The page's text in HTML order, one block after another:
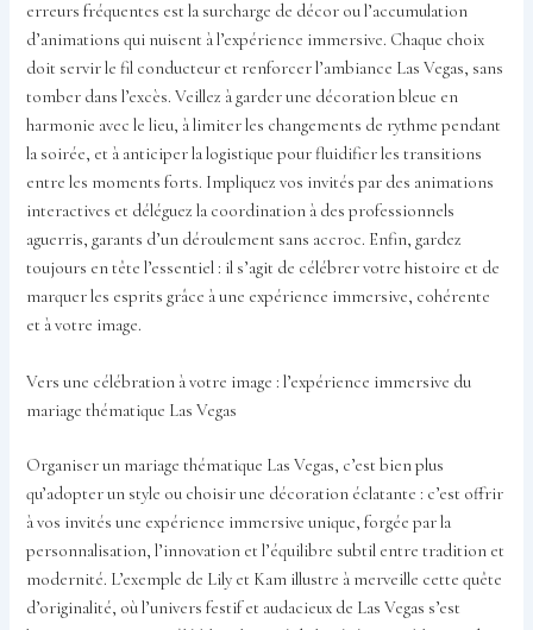
erreurs fréquentes est la surcharge de décor ou l’accumulation
d’animations qui nuisent à l’expérience immersive. Chaque choix
doit servir le fil conducteur et renforcer l’ambiance Las Vegas, sans
tomber dans l’excès. Veillez à garder une décoration bleue en
harmonie avec le lieu, à limiter les changements de rythme pendant
la soirée, et à anticiper la logistique pour fluidifier les transitions
entre les moments forts. Impliquez vos invités par des animations
interactives et déléguez la coordination à des professionnels
aguerris, garants d’un déroulement sans accroc. Enfin, gardez
toujours en tête l’essentiel : il s’agit de célébrer votre histoire et de
marquer les esprits grâce à une expérience immersive, cohérente
et à votre image.
Vers une célébration à votre image : l’expérience immersive du
mariage thématique Las Vegas
Organiser un mariage thématique Las Vegas, c’est bien plus
qu’adopter un style ou choisir une décoration éclatante : c’est offrir
à vos invités une expérience immersive unique, forgée par la
personnalisation, l’innovation et l’équilibre subtil entre tradition et
modernité. L’exemple de Lily et Kam illustre à merveille cette quête
d’originalité, où l’univers festif et audacieux de Las Vegas s’est